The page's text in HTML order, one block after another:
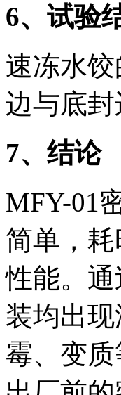
6、试验
速冻水
边与底
7、结论
MFY-01
简单，
性能。
装均出
霉、变